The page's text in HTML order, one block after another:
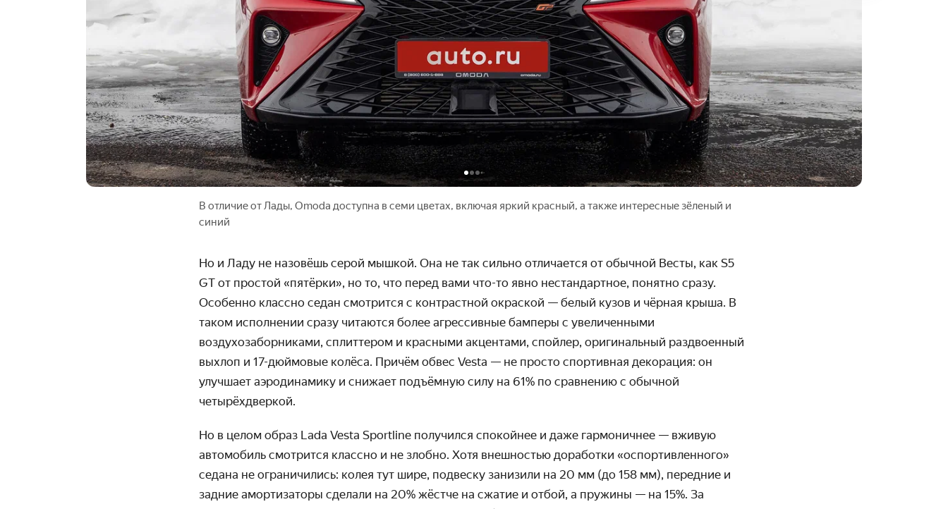
В отличие от Лады, Omoda доступна в семи цветах, включая яркий красный, а также интересные зёленый и
синий
Но и Ладу не назовёшь серой мышкой. Она не так сильно отличается от обычной Весты, как S5
GT от простой «пятёрки», но то, что перед вами что-то явно нестандартное, понятно сразу.
Особенно классно седан смотрится с контрастной окраской — белый кузов и чёрная крыша. В
таком исполнении сразу читаются более агрессивные бамперы с увеличенными
воздухозаборниками, сплиттером и красными акцентами, спойлер, оригинальный раздвоенный
выхлоп и 17-дюймовые колёса. Причём обвес Vesta — не просто спортивная декорация: он
улучшает аэродинамику и снижает подъёмную силу на 61% по сравнению с обычной
четырёхдверкой.
Но в целом образ Lada Vesta Sportline получился спокойнее и даже гармоничнее — вживую
автомобиль смотрится классно и не злобно. Хотя внешностью доработки «оспортивленного»
седана не ограничились: колея тут шире, подвеску занизили на 20 мм (до 158 мм), передние и
задние амортизаторы сделали на 20% жёстче на сжатие и отбой, а пружины — на 15%. За